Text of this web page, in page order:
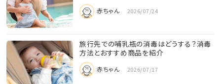
赤ちゃん 2026/07/24
旅行先での哺乳瓶の消毒はどうする？消毒
方法とおすすめ商品を紹介
赤ちゃん 2026/07/17